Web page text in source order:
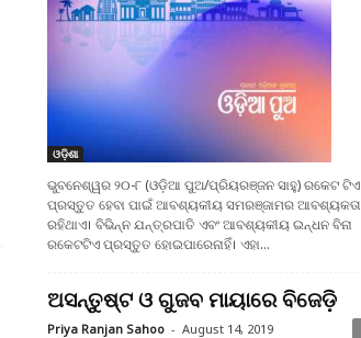
ଓଡ଼ିଶା
ଭୁବନେଶ୍ୱର ୨୦-୮ (ଓଡ଼ିଆ ପୁଅ/ପ୍ରିୟରଞ୍ଜନ ସାହୁ) ରକେଟ ଟିଏ
ପ୍ରସ୍ତୁତ ହେବା ପାଇଁ ଆବଶ୍ୟକୀୟ ସମରଞ୍ଜାମର ଆବଶ୍ୟକତା
ରହିଥାଏ। ବିଭିନ୍ନ ଯନ୍ତ୍ରପାତି ଏବଂ ଆବଶ୍ୟକୀୟ ଇନ୍ଧନ ବିନା
ରକେଟଟିଏ ପ୍ରସ୍ତୁତ ହୋଇପାରେନାହିଁ। ଏହା...
ଅସନ୍ତୁଷ୍ଟ ଓ ଗୁଜବ ମାୟାରେ ବିଜେଡ଼ି
Priya Ranjan Sahoo - August 14, 2019